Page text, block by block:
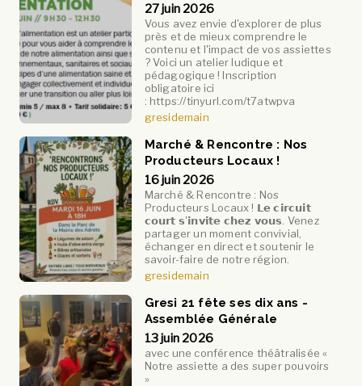
27 juin 2026
Vous avez envie d'explorer de plus
près et de mieux comprendre le
contenu et l'impact de vos assiettes
? Voici un atelier ludique et
pédagogique ! Inscription
obligatoire ici
: https://tinyurl.com/t7atwpva
gresidemain
Marché & Rencontre : Nos
Producteurs Locaux !
16 juin 2026
Marché & Rencontre : Nos
Producteurs Locaux ! 𝗟𝗲 𝗰𝗶𝗿𝗰𝘂𝗶𝘁
𝗰𝗼𝘂𝗿𝘁 𝘀'𝗶𝗻𝘃𝗶𝘁𝗲 𝗰𝗵𝗲𝘇 𝘃𝗼𝘂𝘀. Venez
partager un moment convivial,
échanger en direct et soutenir le
savoir-faire de notre région.
gresidemain
Gresi 21 fête ses dix ans -
Assemblée Générale
13 juin 2026
avec une conférence théâtralisée «
Notre assiette a des super pouvoirs
»